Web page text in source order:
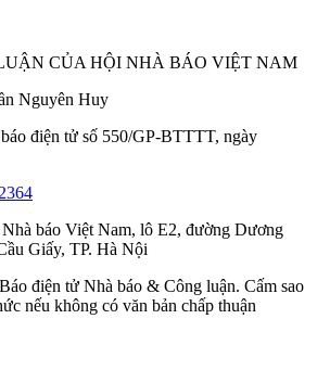
CỦA HỘI NHÀ BÁO VIỆT NAM
Nguyên Huy
điện tử số 550/GP-BTTTT, ngày
báo Việt Nam, lô E2, đường Dương
Giấy, TP. Hà Nội
điện tử Nhà báo & Công luận. Cấm sao
nếu không có văn bản chấp thuận